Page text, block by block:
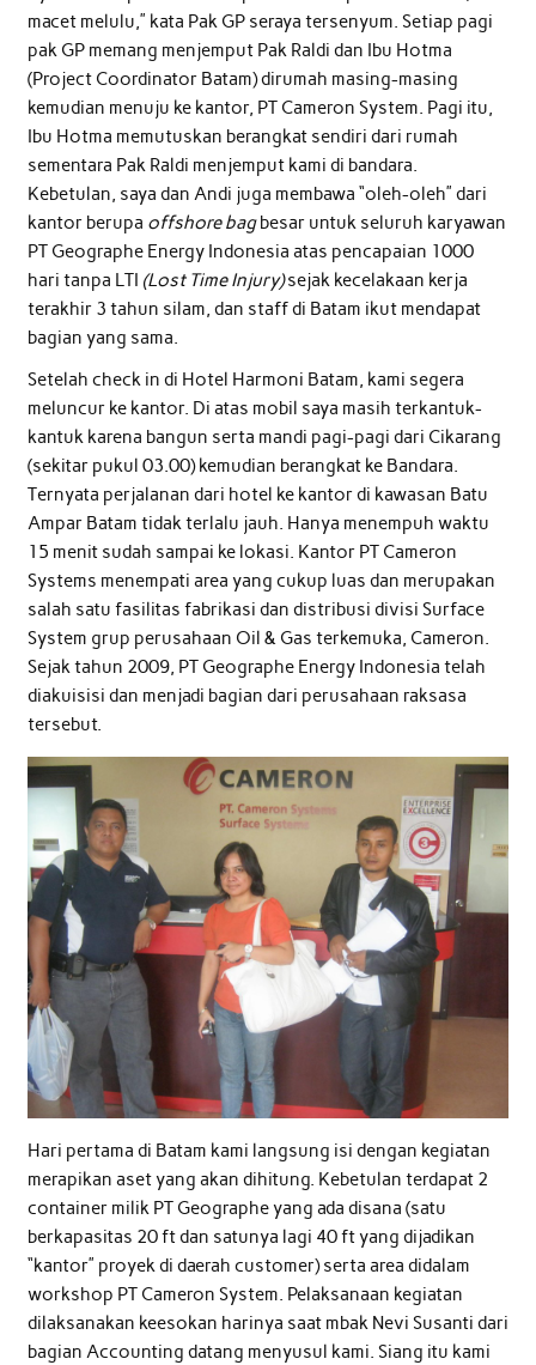
macet melulu,” kata Pak GP seraya tersenyum. Setiap pagi
pak GP memang menjemput Pak Raldi dan Ibu Hotma
(Project Coordinator Batam) dirumah masing-masing
kemudian menuju ke kantor, PT Cameron System. Pagi itu,
Ibu Hotma memutuskan berangkat sendiri dari rumah
sementara Pak Raldi menjemput kami di bandara.
Kebetulan, saya dan Andi juga membawa “oleh-oleh” dari
kantor berupa offshore bagbesar untuk seluruh karyawan
PT Geographe Energy Indonesia atas pencapaian 1000
hari tanpa LTI (Lost Time Injury)sejak kecelakaan kerja
terakhir 3 tahun silam, dan staff di Batam ikut mendapat
bagian yang sama.
Setelah check in di Hotel Harmoni Batam, kami segera
meluncur ke kantor. Di atas mobil saya masih terkantuk-
kantuk karena bangun serta mandi pagi-pagi dari Cikarang
(sekitar pukul 03.00) kemudian berangkat ke Bandara.
Ternyata perjalanan dari hotel ke kantor di kawasan Batu
Ampar Batam tidak terlalu jauh. Hanya menempuh waktu
15 menit sudah sampai ke lokasi. Kantor PT Cameron
Systems menempati area yang cukup luas dan merupakan
salah satu fasilitas fabrikasi dan distribusi divisi Surface
System grup perusahaan Oil & Gas terkemuka, Cameron.
Sejak tahun 2009, PT Geographe Energy Indonesia telah
diakuisisi dan menjadi bagian dari perusahaan raksasa
tersebut.
Hari pertama di Batam kami langsung isi dengan kegiatan
merapikan aset yang akan dihitung. Kebetulan terdapat 2
container milik PT Geographe yang ada disana (satu
berkapasitas 20 ft dan satunya lagi 40 ft yang dijadikan
“kantor” proyek di daerah customer) serta area didalam
workshop PT Cameron System. Pelaksanaan kegiatan
dilaksanakan keesokan harinya saat mbak Nevi Susanti dari
bagian Accounting datang menyusul kami. Siang itu kami